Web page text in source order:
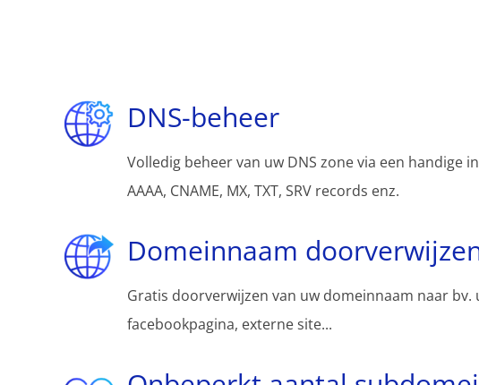
DNS-beheer
Volledig beheer van uw DNS zone via een handige
AAAA, CNAME, MX, TXT, SRV records enz.
Domeinnaam
Gratis doorverwijzen van uw domeinnaam naar bv.
facebookpagina, externe site...